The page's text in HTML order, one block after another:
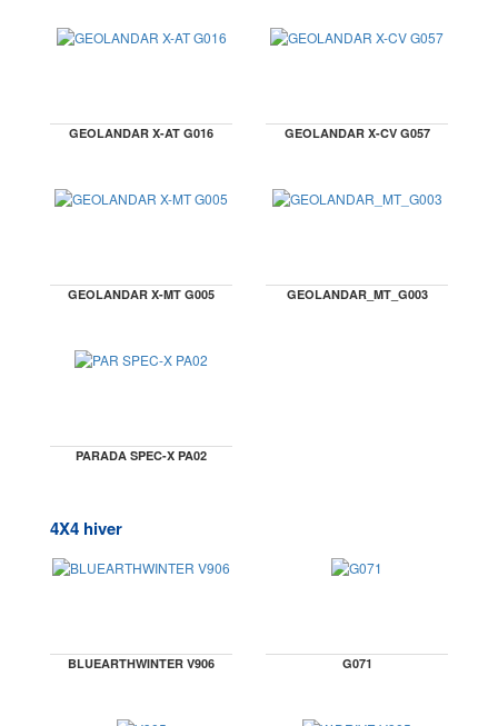
GEOLANDAR X-AT G016 GEOLANDAR X-CV G057
GEOLANDAR X-MT G005 GEOLANDAR_MT_G003
PARADA SPEC-X PA02
4X4 hiver
BLUEARTHWINTER V906 G071